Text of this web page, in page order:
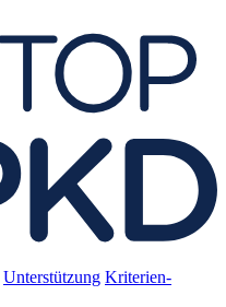
Unterstützung Kriterien-